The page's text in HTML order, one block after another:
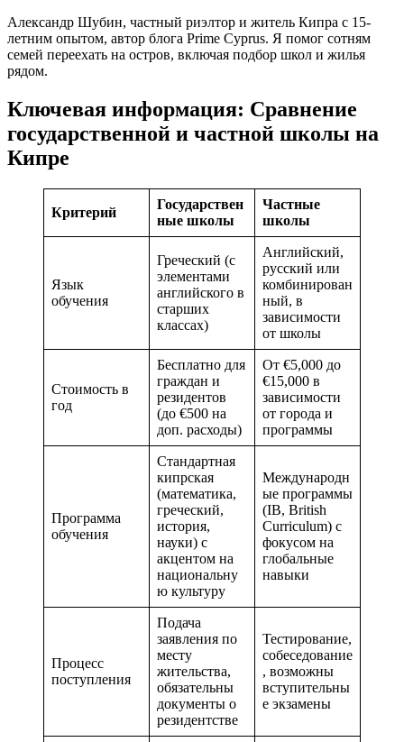
Александр Шубин, частный риэлтор и житель Кипра с 15-
летним опытом, автор блога Prime Cyprus. Я помог сотням
семей переехать на остров, включая подбор школ и жилья
рядом.
Ключевая информация: Сравнение
государственной и частной школы на
Кипре
Критерий
Государствен
ные школы
Частные
школы
Язык
обучения
Греческий (с
элементами
английского в
старших
классах)
Английский,
русский или
комбинирован
ный, в
зависимости
от школы
Стоимость в
год
Бесплатно для
граждан и
резидентов
(до €500 на
доп. расходы)
От €5,000 до
€15,000 в
зависимости
от города и
программы
Программа
обучения
Стандартная
кипрская
(математика,
греческий,
история,
науки) с
акцентом на
национальну
ю культуру
Международн
ые программы
(IB, British
Curriculum) с
фокусом на
глобальные
навыки
Процесс
поступления
Подача
заявления по
месту
жительства,
обязательны
документы о
резидентстве
Тестирование,
собеседование
, возможны
вступительны
е экзамены